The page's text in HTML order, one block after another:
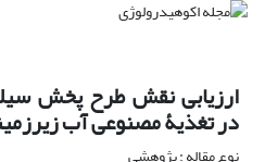
ارزیابی نقش طرح پخش
در تغذیۀ مصنوعی آب